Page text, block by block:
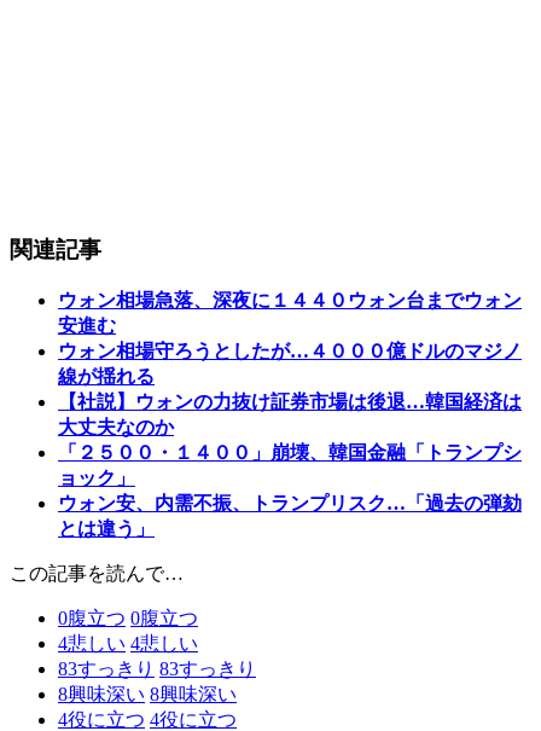
関連記事
ウォン相場急落、深夜に１４４０ウォン台までウォン
安進む
ウォン相場守ろうとしたが…４０００億ドルのマジノ
線が揺れる
【社説】ウォンの力抜け証券市場は後退…韓国経済は
大丈夫なのか
「２５００・１４００」崩壊、韓国金融「トランプシ
ョック」
ウォン安、内需不振、トランプリスク…「過去の弾劾
とは違う」
この記事を読んで…
0腹立つ 0腹立つ
4悲しい 4悲しい
83すっきり 83すっきり
8興味深い 8興味深い
4役に立つ 4役に立つ